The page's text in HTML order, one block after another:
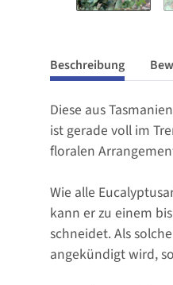
Beschreibung
Diese aus
ist gerade voll im
floralen
Wie alle
kann er zu einem
schneidet. Als
angekündigt wird,